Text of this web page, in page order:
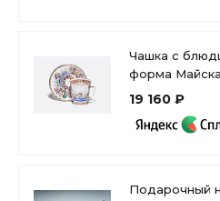
Чашка с
форма
озеро арт.
19 160 ₽
Подарочный